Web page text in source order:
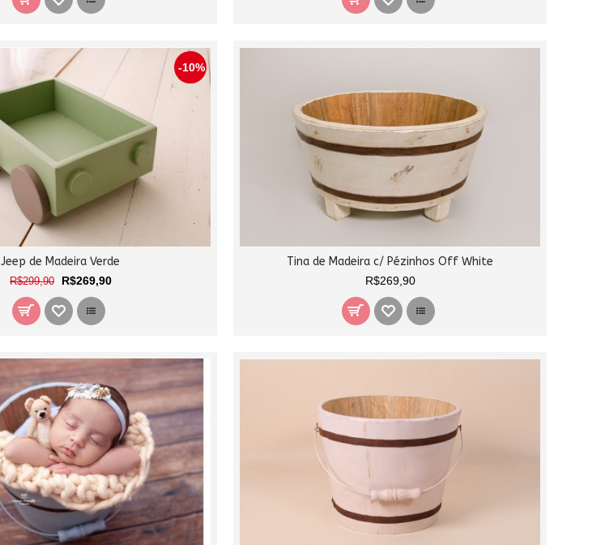
-10%
Jeep de Madeira Verde
R$299,90 R$269,90
Tina de Madeira c/ Pézinhos Off White
R$269,90